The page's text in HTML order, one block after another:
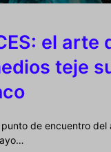
el arte
teje
punto de encuentro